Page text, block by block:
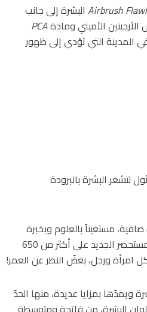
Airbrushالبشرة إلى جانب
الأميني ومادةPCA
المدينة التي تؤدي إلى ظهور
لتشعر البشرة بالبرودة
صافية، مستعيناً بالعلوم وبخبرة
شارلوت على مدار 27 عاماً في مجال العناية بالبشرة. اختبرت شارلوت هذا المستحضر الجديد على أكثر من 650
امرأة ورجل، بغضّ النظر عن العمر!
ويمدّها بمزايا عديدة، منها الحدّ